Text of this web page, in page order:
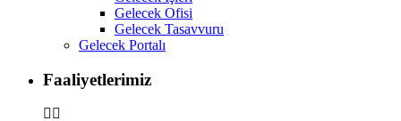
Gelecek Ofisi
Gelecek Tasavvuru
Gelecek Portalı
Faaliyetlerimiz